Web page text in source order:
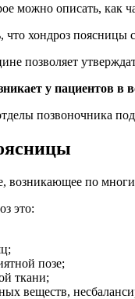
можно описать, как
что хондроз
позволяет
у пациентов в
позвоночника
возникающее по
это:
позе;
ткани;
веществ,